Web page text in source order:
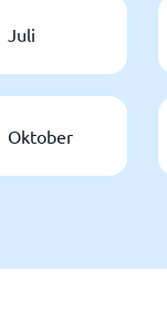
Juli
Oktober